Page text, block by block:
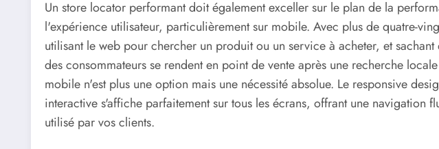
Un store locator performant doit également exceller sur le plan de la
l'expérience utilisateur, particulièrement sur mobile. Avec plus de quatre-
utilisant le web pour chercher un produit ou un service à acheter, et
des consommateurs se rendent en point de vente après une recherche
mobile n'est plus une option mais une nécessité absolue. Le responsive
interactive s'affiche parfaitement sur tous les écrans, offrant une navigation
utilisé par vos clients.